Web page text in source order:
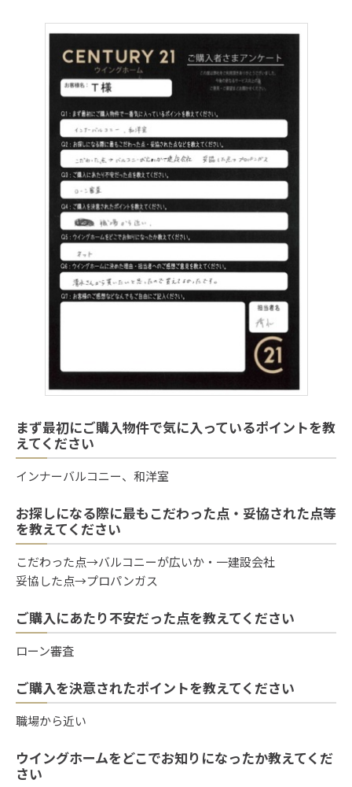
まず最初にご購入物件で気に入っているポイントを教
えてください
インナーバルコニー、和洋室
お探しになる際に最もこだわった点・妥協された点等
を教えてください
こだわった点→バルコニーが広いか・一建設会社
妥協した点→プロパンガス
ご購入にあたり不安だった点を教えてください
ローン審査
ご購入を決意されたポイントを教えてください
職場から近い
ウイングホームをどこでお知りになったか教えてくだ
さい